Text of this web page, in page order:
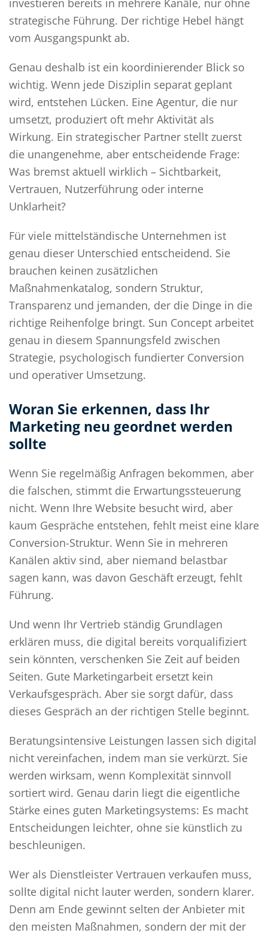
investieren bereits in mehrere Kanäle, nur ohne
strategische Führung. Der richtige Hebel hängt
vom Ausgangspunkt ab.
Genau deshalb ist ein koordinierender Blick so
wichtig. Wenn jede Disziplin separat geplant
wird, entstehen Lücken. Eine Agentur, die nur
umsetzt, produziert oft mehr Aktivität als
Wirkung. Ein strategischer Partner stellt zuerst
die unangenehme, aber entscheidende Frage:
Was bremst aktuell wirklich – Sichtbarkeit,
Vertrauen, Nutzerführung oder interne
Unklarheit?
Für viele mittelständische Unternehmen ist
genau dieser Unterschied entscheidend. Sie
brauchen keinen zusätzlichen
Maßnahmenkatalog, sondern Struktur,
Transparenz und jemanden, der die Dinge in die
richtige Reihenfolge bringt. Sun Concept arbeitet
genau in diesem Spannungsfeld zwischen
Strategie, psychologisch fundierter Conversion
und operativer Umsetzung.
Woran Sie erkennen, dass Ihr
Marketing neu geordnet werden
sollte
Wenn Sie regelmäßig Anfragen bekommen, aber
die falschen, stimmt die Erwartungssteuerung
nicht. Wenn Ihre Website besucht wird, aber
kaum Gespräche entstehen, fehlt meist eine klare
Conversion-Struktur. Wenn Sie in mehreren
Kanälen aktiv sind, aber niemand belastbar
sagen kann, was davon Geschäft erzeugt, fehlt
Führung.
Und wenn Ihr Vertrieb ständig Grundlagen
erklären muss, die digital bereits vorqualifiziert
sein könnten, verschenken Sie Zeit auf beiden
Seiten. Gute Marketingarbeit ersetzt kein
Verkaufsgespräch. Aber sie sorgt dafür, dass
dieses Gespräch an der richtigen Stelle beginnt.
Beratungsintensive Leistungen lassen sich digital
nicht vereinfachen, indem man sie verkürzt. Sie
werden wirksam, wenn Komplexität sinnvoll
sortiert wird. Genau darin liegt die eigentliche
Stärke eines guten Marketingsystems: Es macht
Entscheidungen leichter, ohne sie künstlich zu
beschleunigen.
Wer als Dienstleister Vertrauen verkaufen muss,
sollte digital nicht lauter werden, sondern klarer.
Denn am Ende gewinnt selten der Anbieter mit
den meisten Maßnahmen, sondern der mit der